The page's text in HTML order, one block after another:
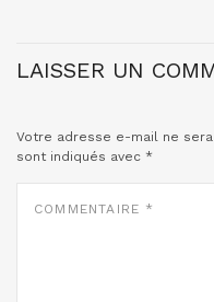
LAISSER UN
Votre adresse e-mail ne
sont indiqués avec *